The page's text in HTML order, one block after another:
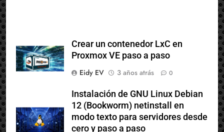
Crear un contenedor LxC en
Instalación de GNU Linux Debian
12 (Bookworm) netinstall en
modo texto para servidores desde